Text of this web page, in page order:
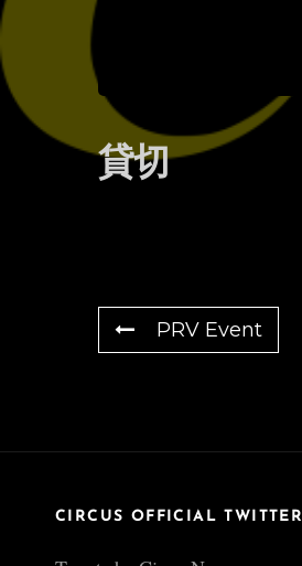
貸切
PRV Event
CIRCUS OFFICIAL TWITTER